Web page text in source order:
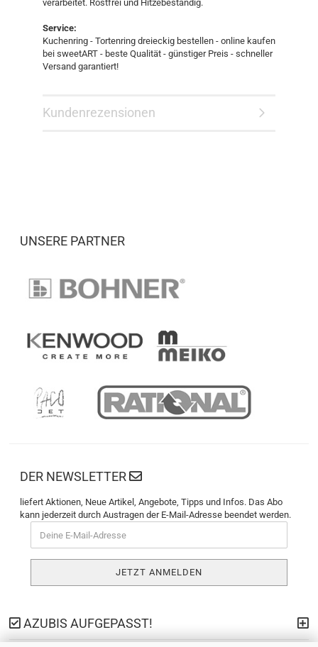
verarbeitet. Rostfrei und Hitzebeständig.
Service:
Kuchenring - Tortenring dreieckig bestellen - online kaufen
bei sweetART - beste Qualität - günstiger Preis - schneller
Versand garantiert!
Kundenrezensionen
UNSERE PARTNER
DER NEWSLETTER
liefert Aktionen, Neue Artikel, Angebote, Tipps und Infos. Das Abo
kann jederzeit durch Austragen der E-Mail-Adresse beendet werden.
AZUBIS AUFGEPASST!